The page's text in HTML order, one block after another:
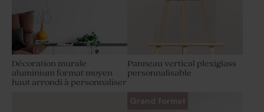
Décoration murale
aluminium format moyen
haut arrondi à personnaliser
Panneau vertical plexiglass
personnalisable
Grand format